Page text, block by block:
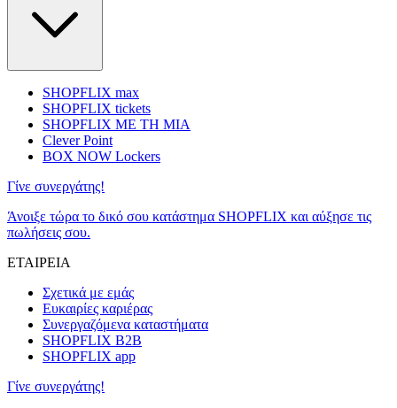
SHOPFLIX max
SHOPFLIX tickets
SHOPFLIX ΜΕ ΤΗ ΜΙΑ
Clever Point
BOX NOW Lockers
Γίνε συνεργάτης!
Άνοιξε τώρα το δικό σου κατάστημα SHOPFLIX και αύξησε τις
πωλήσεις σου.
ΕΤΑΙΡΕΙΑ
Σχετικά με εμάς
Ευκαιρίες καριέρας
Συνεργαζόμενα καταστήματα
SHOPFLIX B2B
SHOPFLIX app
Γίνε συνεργάτης!